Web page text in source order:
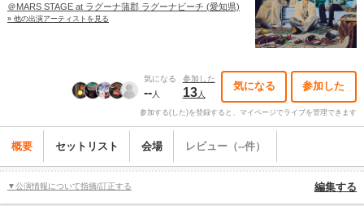
＠MARS STAGE at ラグーナ蒲郡 ラグーナビーチ (愛知県)
» 他の出演アーティストを見る
気になる
--人
参加した
13人
気になる 参加した
参加する(した)を登録すると、マイページでライブを管理できます
概要 セットリスト 会場 レビュー（--件）
▼公演情報について指摘/訂正する 編集する